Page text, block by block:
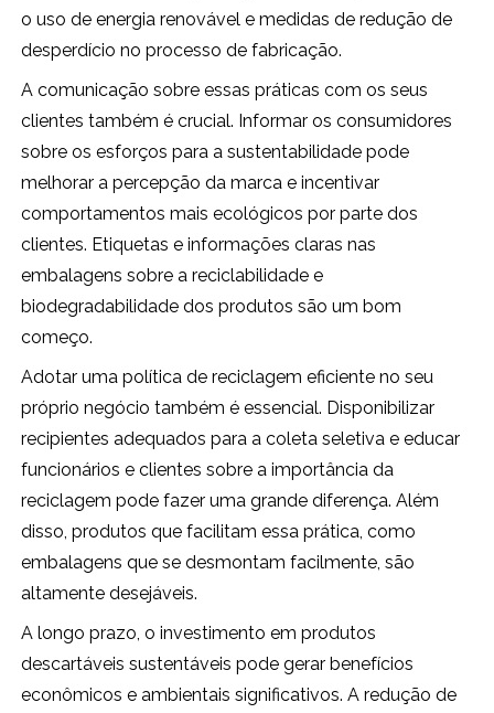
o uso de energia renovável e medidas de redução de
desperdício no processo de fabricação.
A comunicação sobre essas práticas com os seus
clientes também é crucial. Informar os consumidores
sobre os esforços para a sustentabilidade pode
melhorar a percepção da marca e incentivar
comportamentos mais ecológicos por parte dos
clientes. Etiquetas e informações claras nas
embalagens sobre a reciclabilidade e
biodegradabilidade dos produtos são um bom
começo.
Adotar uma política de reciclagem eficiente no seu
próprio negócio também é essencial. Disponibilizar
recipientes adequados para a coleta seletiva e educar
funcionários e clientes sobre a importância da
reciclagem pode fazer uma grande diferença. Além
disso, produtos que facilitam essa prática, como
embalagens que se desmontam facilmente, são
altamente desejáveis.
A longo prazo, o investimento em produtos
descartáveis sustentáveis pode gerar benefícios
econômicos e ambientais significativos. A redução de